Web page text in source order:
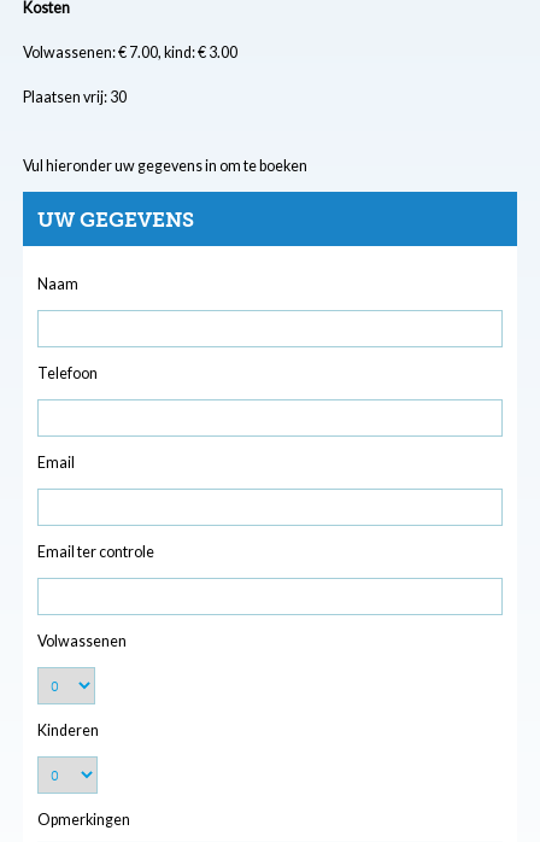
Kosten
Volwassenen: € 7.00, kind: € 3.00
Plaatsen vrij: 30
Vul hieronder uw gegevens in om te boeken
UW GEGEVENS
Naam
Telefoon
Email
Email ter controle
Volwassenen
Kinderen
Opmerkingen